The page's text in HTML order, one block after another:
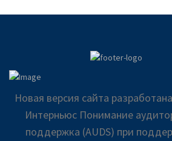
Новая версия сайта
Интерньюс Понимание
поддержка (AUDS) при